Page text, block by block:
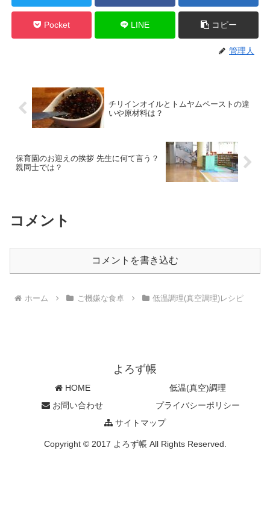
Pocket LINE コピー
管理人
チリインオイルとトムヤムペーストの違
いや原材料は？
保育園のお迎えの挨拶 先生に何て言う？
親同士では？
コメント
コメントを書き込む
ホーム ご機嫌な食卓 低温調理(真空調理)レシピ
よろず帳
HOME
低温(真空)調理
お問い合わせ
プライバシーポリシー
サイトマップ
Copyright © 2017 よろず帳 All Rights Reserved.